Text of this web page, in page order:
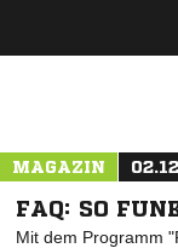
MAGAZIN
FAQ: SO
Mit dem Programm